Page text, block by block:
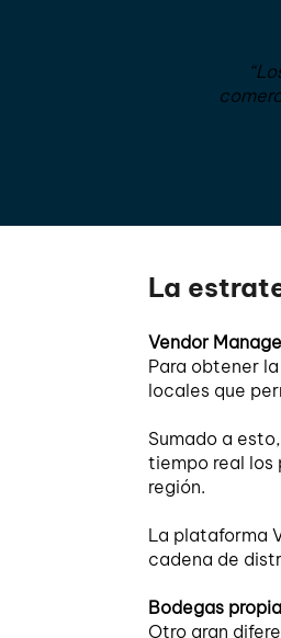
La
Vendor
Para obtener
locales que
Sumado a
tiempo real los
región.
La plataforma
cadena de
Bodegas
Otro gran